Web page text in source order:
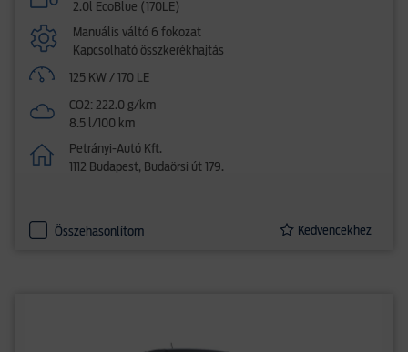
2.0l EcoBlue (170LE)
Manuális váltó 6 fokozat
Kapcsolható összkerékhajtás
125 KW / 170 LE
CO2: 222.0 g/km
8.5 l/100 km
Petrányi-Autó Kft.
1112 Budapest, Budaörsi út 179.
Összehasonlítom Kedvencekhez